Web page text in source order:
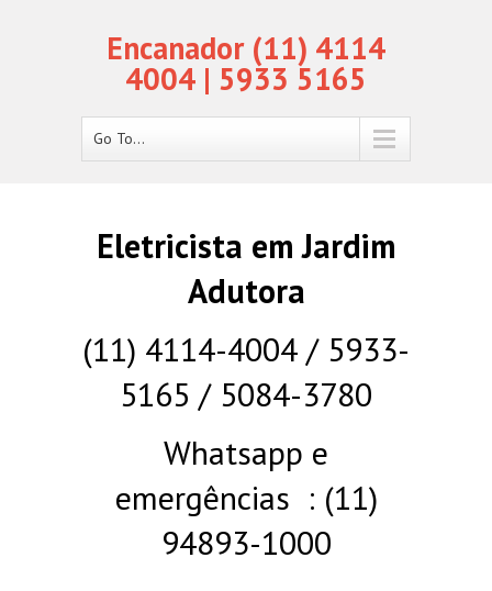
Encanador (11) 4114
4004 | 5933 5165
Go To...
Eletricista em Jardim
Adutora
(11) 4114-4004 / 5933-
5165 / 5084-3780
Whatsapp e
emergências : (11)
94893-1000